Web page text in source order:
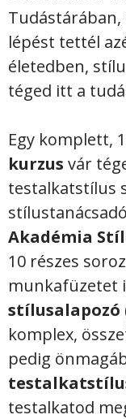
lépést tettél
életedben,
téged itt a
Egy komplett,
kurzus vár
testalkatstílus
Akadémia
10 részes
munkafüzetet
stílusalapozó
komplex,
pedig
testalkatod